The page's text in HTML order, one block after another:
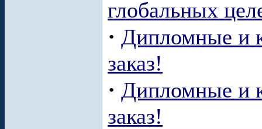
глобальных
· Дипломные и
заказ!
· Дипломные и
заказ!